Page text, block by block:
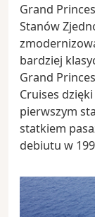
Grand
Stanów
bardziej
Grand
Cruises
pierwszym
statkiem
debiutu w